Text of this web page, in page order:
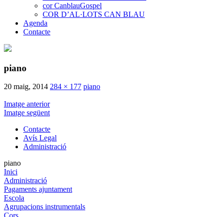
cor CanblauGospel
COR D’AL·LOTS CAN BLAU
Agenda
Contacte
piano
20 maig, 2014 284 × 177 piano
Imatge anterior
Imatge següent
Contacte
Avís Legal
Administració
piano
Inici
Administració
Pagaments ajuntament
Escola
Agrupacions instrumentals